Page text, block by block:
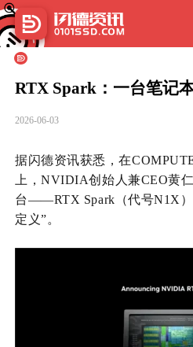
RTX Spark：一台笔记
2026-06-03
据闪德资讯获悉，在
上，NVIDIA创始人兼CEO黄
台——RTX Spark（代号N1X）
定义”。